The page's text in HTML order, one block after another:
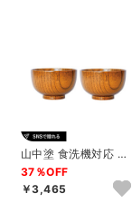
山中塗 食洗機対応 木
製 京型汁椀2Pセット
37％OFF
￥3,465